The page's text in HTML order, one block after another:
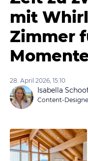
mit
Zimmer
28. April 2026, 15:10
Isabella
Content-